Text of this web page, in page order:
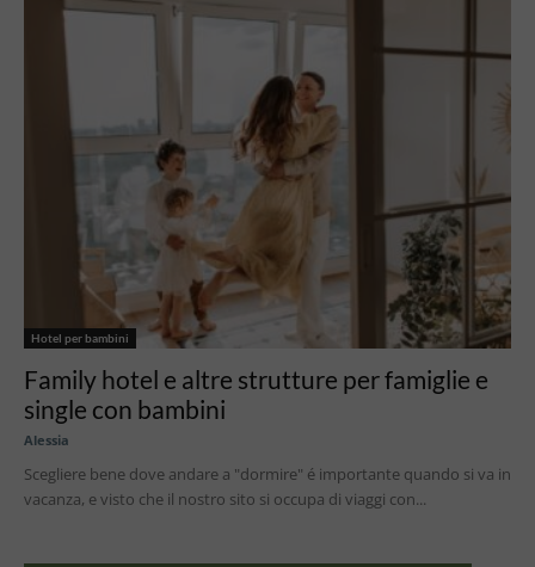
Hotel per bambini
Family hotel e altre strutture per famiglie e
single con bambini
Alessia
Scegliere bene dove andare a "dormire" é importante quando si va in
vacanza, e visto che il nostro sito si occupa di viaggi con...